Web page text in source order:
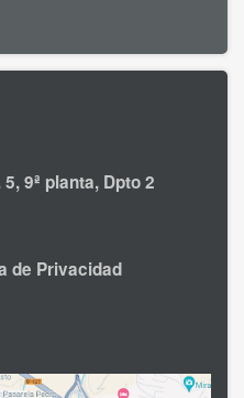
9ª planta, Dpto 2
de Privacidad